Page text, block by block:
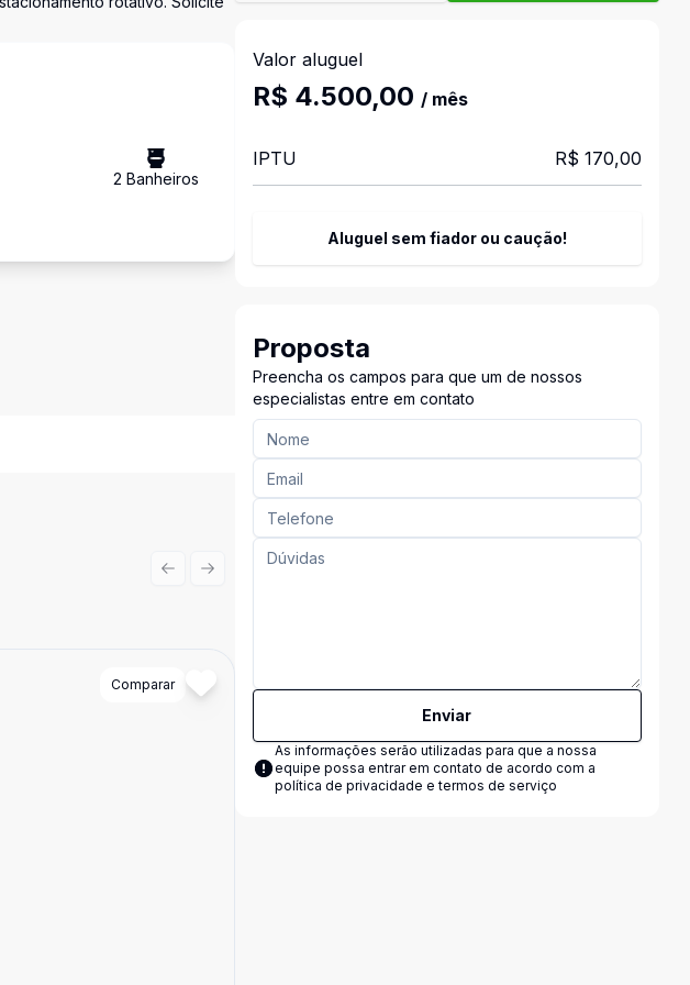
2 Banheiros
Comparar Cód:9170 Comparar
Previous slide
Next slide
Valor aluguel
R$ 4.500,00 / mês
IPTU R$ 170,00
Aluguel sem fiador ou caução!
Proposta
Preencha os campos para que um de nossos
especialistas entre em contato
Enviar
As informações serão utilizadas para que a nossa
equipe possa entrar em contato de acordo com a
política de privacidade e termos de serviço